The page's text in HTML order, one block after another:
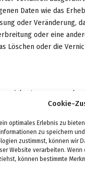
Cookie-
optimales Erlebnis zu
zu speichern
zustimmst, können wir
Website verarbeiten.
können bestimmte
Daten wie das
oder Veränderung,
oder eine
Löschen oder die
persönliche